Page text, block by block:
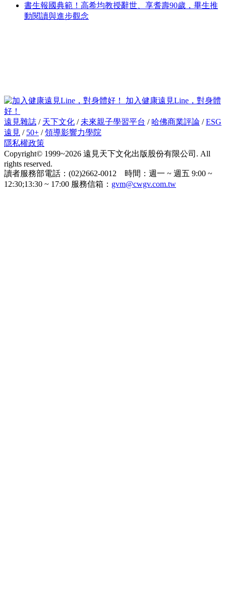
書生報國典範！高希均教授辭世、享耆壽90歲，畢生推
動閱讀與進步觀念
加入健康遠見Line，對身體
好！
遠見雜誌 / 天下文化 / 未來親子學習平台 / 哈佛商業評論 /ESG
遠見 / 50+ /領導影響力學院
隱私權政策
Copyright© 1999~2026 遠見天下文化出版股份有限公司. All
rights reserved.
讀者服務部電話：(02)2662-0012 時間：週一 ~ 週五 9:00 ~
12:30;13:30 ~ 17:00 服務信箱： gvm@cwgv.com.tw